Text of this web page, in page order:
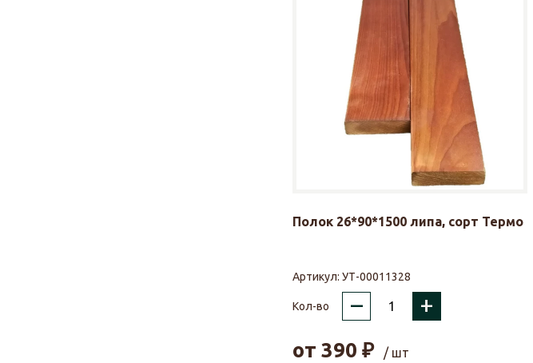
Полок 26*90*1500 липа, сорт Термо
Артикул: УТ-00011328
Кол-во – +
от 390 ₽
/ шт